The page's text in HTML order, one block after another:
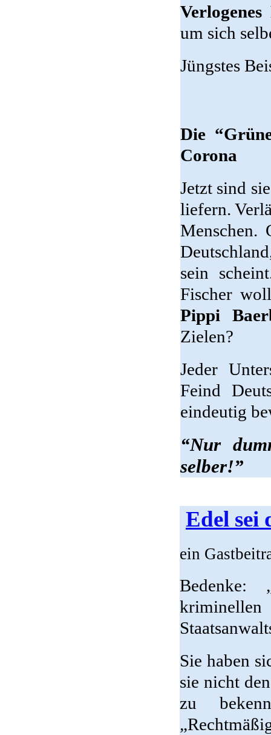
Verlogenes
um sich
Jüngstes
Die
Corona
Jetzt sind
liefern.
Menschen.
sein
Fischer
Pippi
Zielen?
Jeder
Feind
eindeutig
“Nur
selber!”
Edel sei
ein
Bedenke:
Sie haben
sie nicht
zu